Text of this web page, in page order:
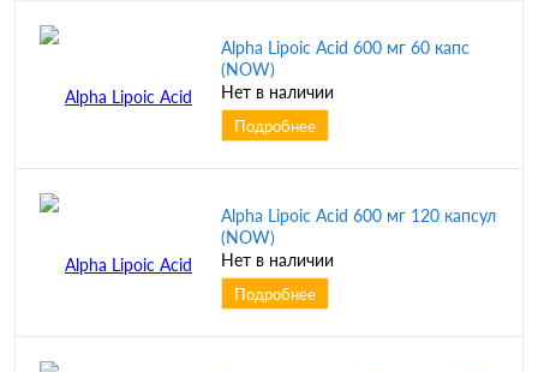
Alpha Lipoic Acid 600 мг 60 капс
(NOW)
Нет в наличии
Подробнее
Alpha Lipoic Acid 600 мг 120 капсул
(NOW)
Нет в наличии
Подробнее